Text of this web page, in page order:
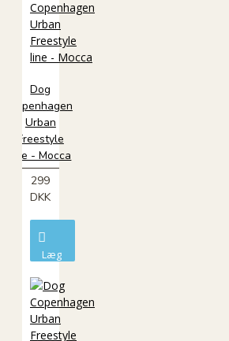
Dog
Copenhagen
Urban
Freestyle
line - Mocca
299
DKK
Læg
kurv